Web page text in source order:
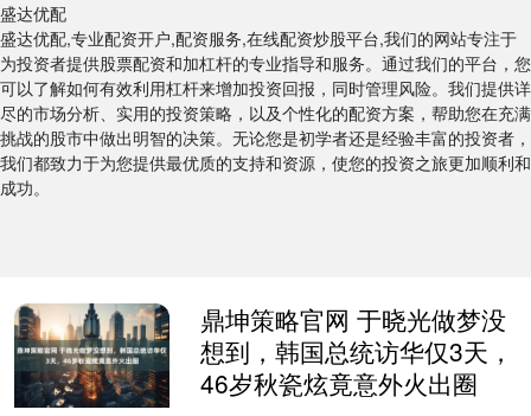
盛达优配
盛达优配,专业配资开户,配资服务,在线配资炒股平台,我们的网站专注于
为投资者提供股票配资和加杠杆的专业指导和服务。通过我们的平台，您
可以了解如何有效利用杠杆来增加投资回报，同时管理风险。我们提供详
尽的市场分析、实用的投资策略，以及个性化的配资方案，帮助您在充满
挑战的股市中做出明智的决策。无论您是初学者还是经验丰富的投资者，
我们都致力于为您提供最优质的支持和资源，使您的投资之旅更加顺利和
成功。
鼎坤策略官网 于晓光做梦没
想到，韩国总统访华仅3天，
46岁秋瓷炫竟意外火出圈